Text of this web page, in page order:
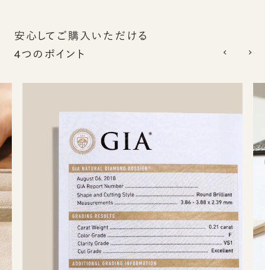
安心してご購入いただける
4つのポイント